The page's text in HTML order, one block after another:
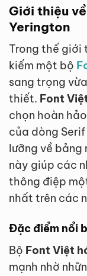
Giới thiệu
Yerington
Trong thế giới
kiếm một bộ
sang trọng
thiết. Font
chọn hoàn
của dòng
lưỡng về
này giúp các
thông điệp
nhất trên các
Đặc điểm nổi
Bộ Font Việt
mạnh nhờ